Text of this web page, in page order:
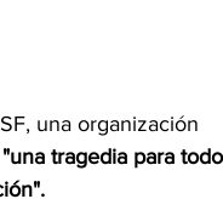
una organización
"una tragedia para